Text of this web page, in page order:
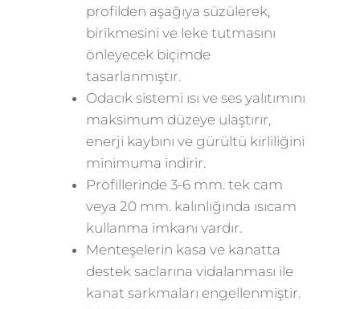
profilden aşağıya süzülerek,
birikmesini ve leke tutmasını
önleyecek biçimde
tasarlanmıştır.
Odacık sistemi ısı ve ses yalıtımını
maksimum düzeye ulaştırır,
enerji kaybını ve gürültü kirliliğini
minimuma indirir.
Profillerinde 3-6 mm. tek cam
veya 20 mm. kalınlığında ısıcam
kullanma imkanı vardır.
Menteşelerin kasa ve kanatta
destek saclarına vidalanması ile
kanat sarkmaları engellenmiştir.